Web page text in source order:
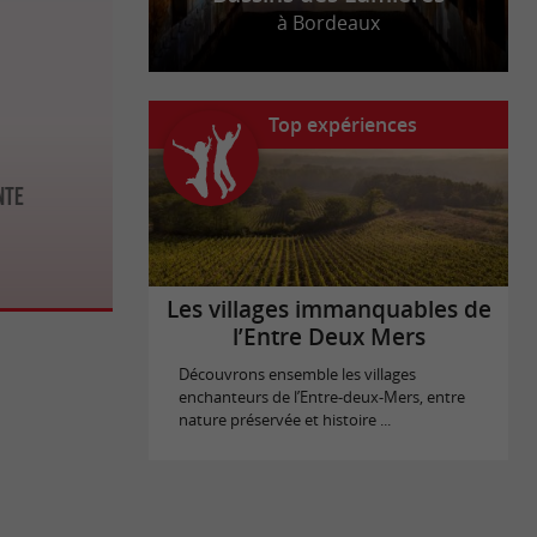
à Bordeaux
Top expériences
Les villages immanquables de
l’Entre Deux Mers
Découvrons ensemble les villages
enchanteurs de l’Entre-deux-Mers, entre
nature préservée et histoire ...